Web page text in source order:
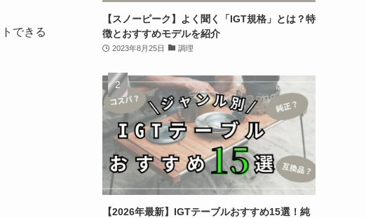
できる
【スノーピーク】よく聞く「IGT規格」とは？特
徴とおすすめモデルを紹介
2023年8月25日 調理
【2026年最新】IGTテーブルおすすめ15選！純